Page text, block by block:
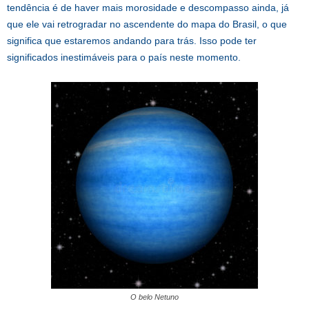
tendência é de haver mais morosidade e descompasso ainda, já
que ele vai retrogradar no ascendente do mapa do Brasil, o que
significa que estaremos andando para trás. Isso pode ter
significados inestimáveis para o país neste momento.
O belo Netuno